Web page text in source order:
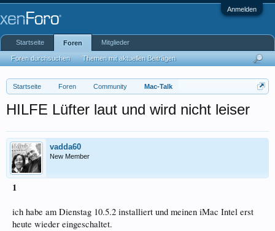
Anmelden
Startseite Foren Community Mac-Talk
HILFE Lüfter laut und wird nicht leiser
vadda60
New Member
1
ich habe am Dienstag 10.5.2 installiert und meinen iMac Intel erst
heute wieder eingeschaltet.
Startseite Foren
Foren durchsuchen Themen mit aktuellen Beiträgen
Mitglieder